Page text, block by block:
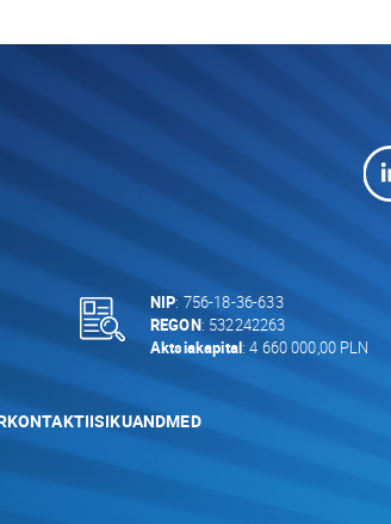
NIP: 756-18-36-633
REGON: 532242263
Aktsiakapital: 4 660 000,00 PLN
KONTAKTIISIKUANDMED